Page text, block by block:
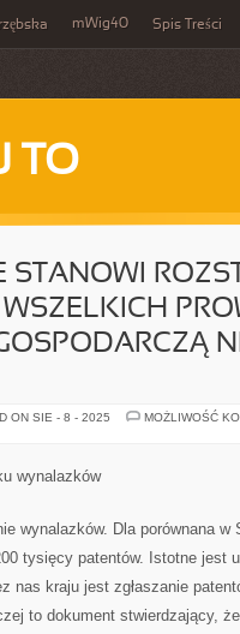
mWig40 Spis Treści
TO
STANOWI
ON SIE - 8 - 2025
MOŻLIWOŚĆ
wynalazków
wynalazków. Dla porównana
tysięcy patentów. Istotne jest
nas kraju jest zgłaszanie
to dokument stwierdzający,